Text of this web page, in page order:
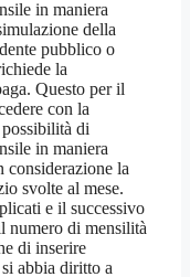
in maniera
della
pubblico o
la
Questo per il
con la
di
in maniera
considerazione la
svolte al mese.
e il successivo
numero di mensilità
di inserire
abbia diritto a